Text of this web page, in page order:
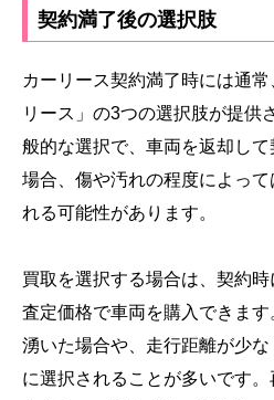
契約満了後の選択肢
カーリース契約満了時には通
リース」の3つの選択肢が提供
般的な選択で、車両を返却し
場合、傷や汚れの程度によっ
れる可能性があります。
買取を選択する場合は、契約
査定価格で車両を購入できま
湧いた場合や、走行距離が少
に選択されることが多いです